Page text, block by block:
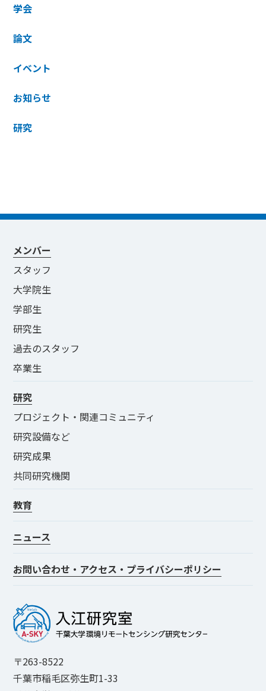
学会
論文
イベント
お知らせ
研究
〒263-8522
千葉市稲毛区弥生町1-33
メンバー
スタッフ
大学院生
学部生
研究生
過去のスタッフ
卒業生
研究
プロジェクト・関連コミュニティ
研究設備など
研究成果
共同研究機関
教育
ニュース
お問い合わせ・アクセス・プライバシーポリシー